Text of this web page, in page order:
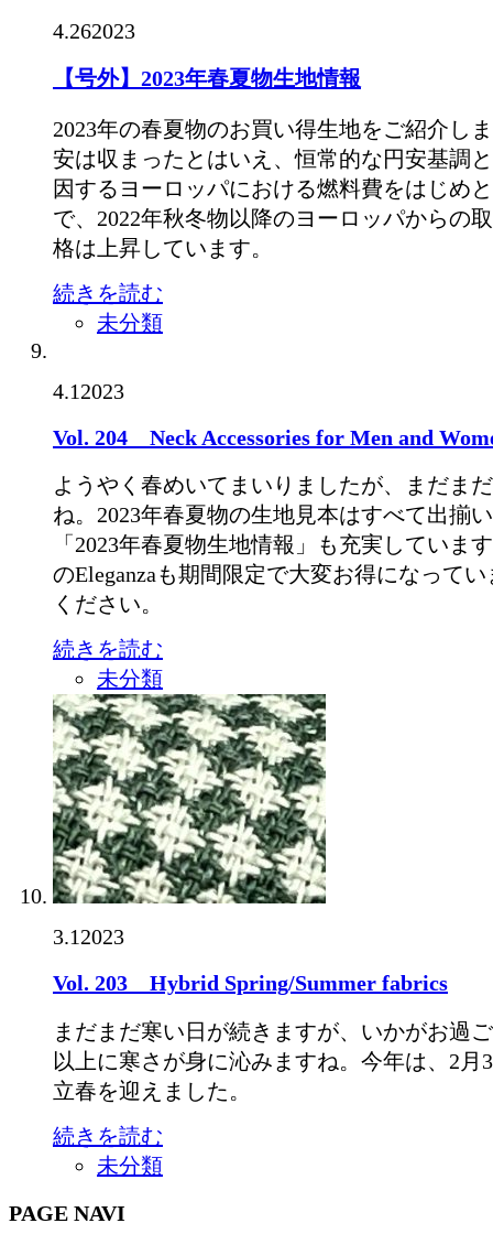
4.262023
【号外】2023年春夏物生地情報
2023年の春夏物のお買い得生地をご紹介し
安は収まったとはいえ、恒常的な円安基調
因するヨーロッパにおける燃料費をはじめ
で、2022年秋冬物以降のヨーロッパからの
格は上昇しています。
続きを読む
未分類
4.12023
Vol. 204 Neck Accessories for Men and
ようやく春めいてまいりましたが、まだま
ね。2023年春夏物の生地見本はすべて出揃
「2023年春夏物生地情報」も充実していま
のEleganzaも期間限定で大変お得になって
ください。
続きを読む
未分類
3.12023
Vol. 203 Hybrid Spring/Summer fabrics
まだまだ寒い日が続きますが、いかがお過
以上に寒さが身に沁みますね。今年は、2月
立春を迎えました。
続きを読む
未分類
PAGE NAVI